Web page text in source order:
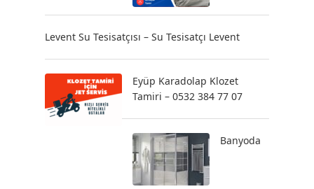
Levent Su Tesisatçısı – Su Tesisatçı Levent
Eyüp Karadolap Klozet
Tamiri – 0532 384 77 07
Banyoda